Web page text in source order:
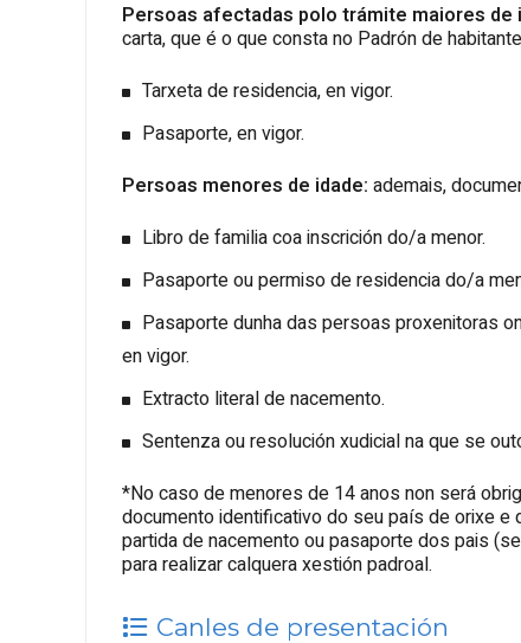
Persoas afectadas polo trámite maiores de
carta, que é o que consta no Padrón de
Tarxeta de residencia, en vigor.
Pasaporte, en vigor.
Persoas menores de idade: ademais,
Libro de familia coa inscrición do/a menor.
Pasaporte ou permiso de residencia do/a
Pasaporte dunha das persoas proxenitoras
en vigor.
Extracto literal de nacemento.
Sentenza ou resolución xudicial na que se
*No caso de menores de 14 anos non será
documento identificativo do seu país de orixe e
partida de nacemento ou pasaporte dos pais
para realizar calquera xestión padroal.
Canles de presentación